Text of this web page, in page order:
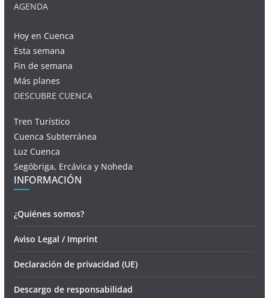
AGENDA
Hoy en Cuenca
Esta semana
Fin de semana
Más planes
DESCUBRE CUENCA
Tren Turístico
Cuenca Subterránea
Luz Cuenca
Segóbriga, Ercávica y Noheda
INFORMACIÓN
¿Quiénes somos?
Aviso Legal / Imprint
Declaración de privacidad (UE)
Descargo de responsabilidad